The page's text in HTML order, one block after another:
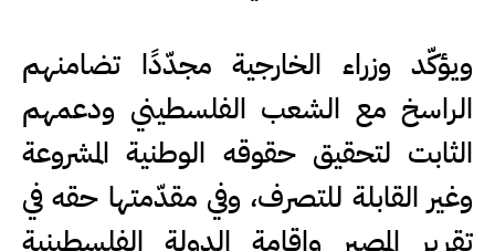
ويؤكّد وزراء الخارجية مجدّدًا تضامنهم
الراسخ مع الشعب الفلسطيني ودعمهم
الثابت لتحقيق حقوقه الوطنية المشروعة
وغير القابلة للتصرف، وفي مقدّمتها حقه في
تقرير المصير وإقامة الدولة الفلسطينية